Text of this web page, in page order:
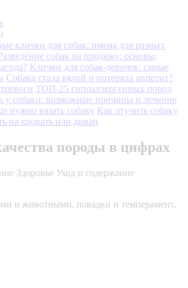
клички для собак: имена для разных
собак на продажу: основы,
Клички для собак-девочек: самые
Собака стала вялой и потеряла аппетит?
ТОП-25 гипоаллергенных пород
у собаки: возможные причины и лечение
нужно вязать собаку Как отучить собаку
на кровать или диван
породы в цифрах
Здоровье Уход и содержание
и животными, повадки и темперамент,